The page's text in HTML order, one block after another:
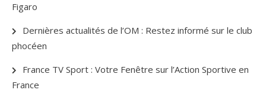
Figaro
Dernières actualités de l’OM : Restez informé sur le club
phocéen
France TV Sport : Votre Fenêtre sur l’Action Sportive en
France